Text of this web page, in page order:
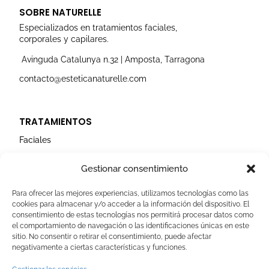
Gestionar consentimiento
Para ofrecer las mejores experiencias, utilizamos tecnologías como las
cookies para almacenar y/o acceder a la información del dispositivo. El
consentimiento de estas tecnologías nos permitirá procesar datos como
el comportamiento de navegación o las identificaciones únicas en este
sitio. No consentir o retirar el consentimiento, puede afectar
negativamente a ciertas características y funciones.
a
g
r
a
m
b
o
o
k
u
b
e
e
d
i
n
r
SOBRE NATURELLE
Especializados en tratamientos faciales,
corporales y capilares.
Avinguda Catalunya n.32 | Amposta, Tarragona
contacto@esteticanaturelle.com
TRATAMIENTOS
Faciales
AVISOS LEGALES
Aviso Legal
Politica de Cookies